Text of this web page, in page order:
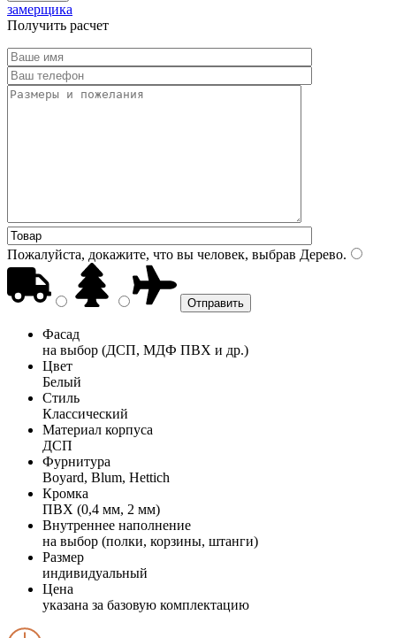
замерщика
Получить расчет
Пожалуйста, докажите, что вы человек, выбрав Дерево.
Фасад
на выбор (ДСП, МДФ ПВХ и др.)
Цвет
Белый
Стиль
Классический
Материал корпуса
ДСП
Фурнитура
Boyard, Blum, Hettich
Кромка
ПВХ (0,4 мм, 2 мм)
Внутреннее наполнение
на выбор (полки, корзины, штанги)
Размер
индивидуальный
Цена
указана за базовую комплектацию